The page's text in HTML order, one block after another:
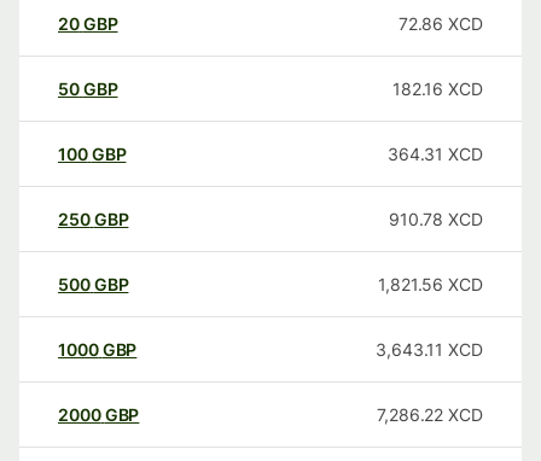
20GBP 72.86 XCD
50GBP 182.16 XCD
100GBP 364.31 XCD
250GBP 910.78 XCD
500GBP 1,821.56 XCD
1000GBP 3,643.11 XCD
2000GBP 7,286.22 XCD